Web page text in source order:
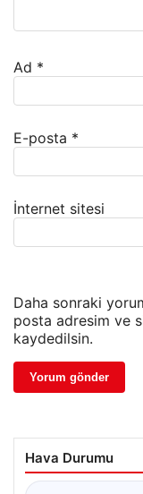
Ad *
E-posta *
İnternet sitesi
Daha sonraki
posta adresim ve
kaydedilsin.
Hava Durumu